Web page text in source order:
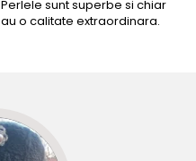
Perlele sunt superbe si chiar
au o calitate extraordinara.